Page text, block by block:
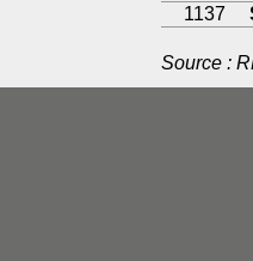
1137
Source :